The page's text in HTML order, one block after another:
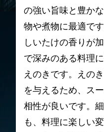
の強い旨味と豊か
物や煮物に最適で
しいたけの香りが
で深みのある料理
えのきです。えの
を与えるため、ス
相性が良いです。
も、料理に楽しい